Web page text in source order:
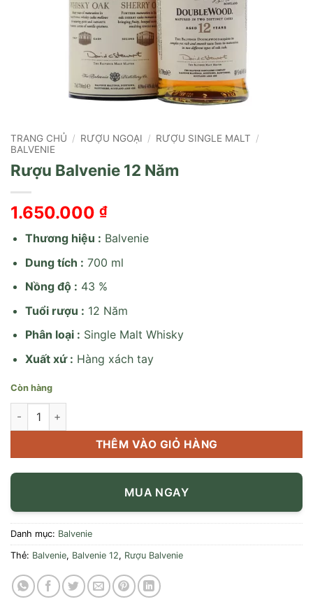
TRANG CHỦ / RƯỢU NGOẠI / RƯỢU SINGLE MALT /
BALVENIE
Rượu Balvenie 12 Năm
1.650.000 ₫
Thương hiệu : Balvenie
Dung tích : 700 ml
Nồng độ : 43 %
Tuổi rượu : 12 Năm
Phân loại : Single Malt Whisky
Xuất xứ : Hàng xách tay
Còn hàng
Rượu Balvenie 12 Năm số lượng
THÊM VÀO GIỎ HÀNG
MUA NGAY
Danh mục: Balvenie
Thẻ: Balvenie, Balvenie 12, Rượu Balvenie